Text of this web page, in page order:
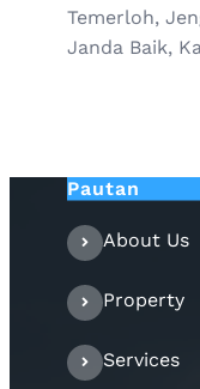
Temerloh,
Janda Baik,
Pautan
About Us
Property
Services